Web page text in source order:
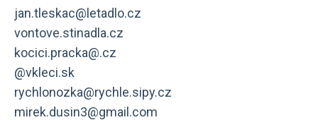
jan.tleskac@letadlo.cz
vontove.stinadla.cz
kocici.pracka@.cz
@vkleci.sk
rychlonozka@rychle.sipy.cz
mirek.dusin3@gmail.com